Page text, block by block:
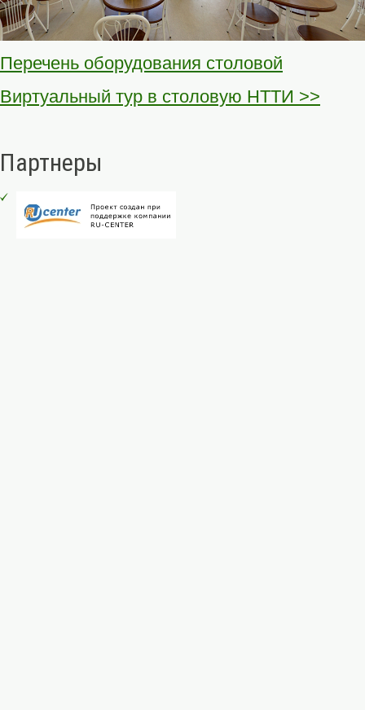
Перечень оборудования столовой
Виртуальный тур в столовую НТТИ >>
Партнеры